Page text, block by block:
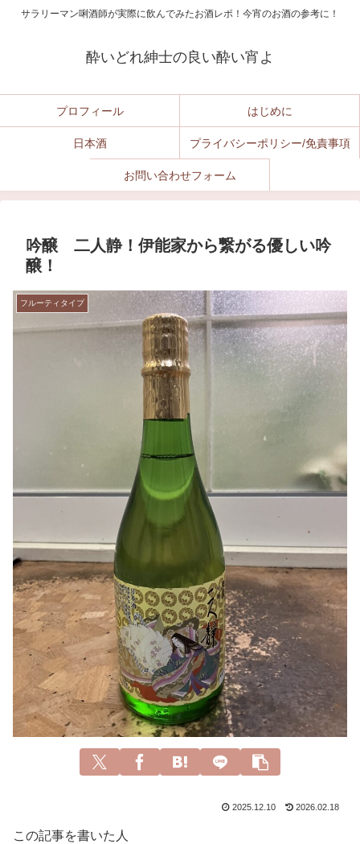
サラリーマン唎酒師が実際に飲んでみたお酒レポ！今宵のお酒の参考に！
酔いどれ紳士の良い酔い宵よ
プロフィール はじめに
日本酒 プライバシーポリシー/免責事項
お問い合わせフォーム
吟醸 二人静！伊能家から繋がる優しい吟
醸！
フルーティタイプ
2025.12.10 2026.02.18
この記事を書いた人